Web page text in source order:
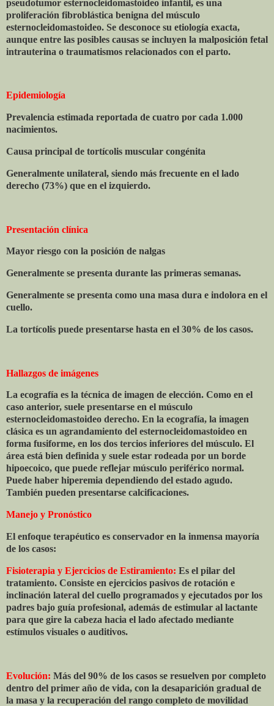
pseudotumor esternocleidomastoideo infantil, es una
proliferación fibroblástica benigna del músculo
esternocleidomastoideo. Se desconoce su etiología exacta,
aunque entre las posibles causas se incluyen la malposición fetal
intrauterina o traumatismos relacionados con el parto.
Epidemiología
Prevalencia estimada reportada de cuatro por cada 1.000
nacimientos.
Causa principal de tortícolis muscular congénita
Generalmente unilateral, siendo más frecuente en el lado
derecho (73%) que en el izquierdo.
Presentación clínica
Mayor riesgo con la posición de nalgas
Generalmente se presenta durante las primeras semanas.
Generalmente se presenta como una masa dura e indolora en el
cuello.
La tortícolis puede presentarse hasta en el 30% de los casos.
Hallazgos de imágenes
La ecografía es la técnica de imagen de elección. Como en el
caso anterior, suele presentarse en el músculo
esternocleidomastoideo derecho. En la ecografía, la imagen
clásica es un agrandamiento del esternocleidomastoideo en
forma fusiforme, en los dos tercios inferiores del músculo. El
área está bien definida y suele estar rodeada por un borde
hipoecoico, que puede reflejar músculo periférico normal.
Puede haber hiperemia dependiendo del estado agudo.
También pueden presentarse calcificaciones.
Manejo y Pronóstico
El enfoque terapéutico es conservador en la inmensa mayoría
de los casos:
Fisioterapia y Ejercicios de Estiramiento: Es el pilar del
tratamiento. Consiste en ejercicios pasivos de rotación e
inclinación lateral del cuello programados y ejecutados por los
padres bajo guía profesional, además de estimular al lactante
para que gire la cabeza hacia el lado afectado mediante
estímulos visuales o auditivos.
Evolución: Más del 90% de los casos se resuelven por completo
dentro del primer año de vida, con la desaparición gradual de
la masa y la recuperación del rango completo de movilidad